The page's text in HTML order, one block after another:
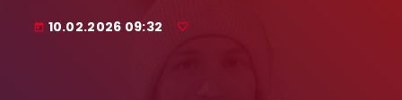
today 10.02.2026 09:32